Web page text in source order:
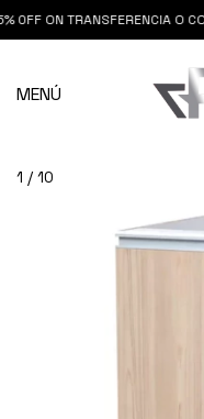
ON TRANSFERENCIA O
MENÚ
1 / 10